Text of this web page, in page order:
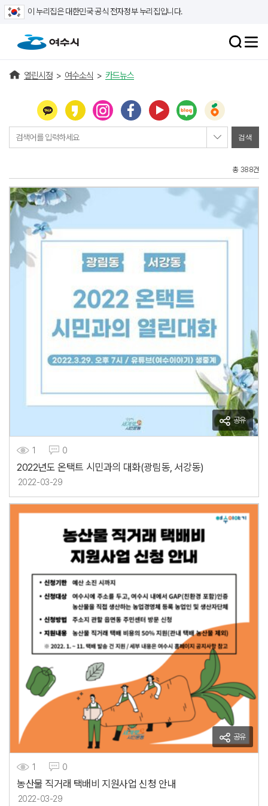
이 누리집은 대한민국 공식 전자정부 누리집입니다.
열린시정 > 여수소식 > 카드뉴스
검색어를 입력하세요
총 388건
공유
1 0
2022년도 온택트 시민과의 대화(광림동, 서강동)
2022-03-29
공유
1 0
농산물 직거래 택배비 지원사업 신청 안내
2022-03-29